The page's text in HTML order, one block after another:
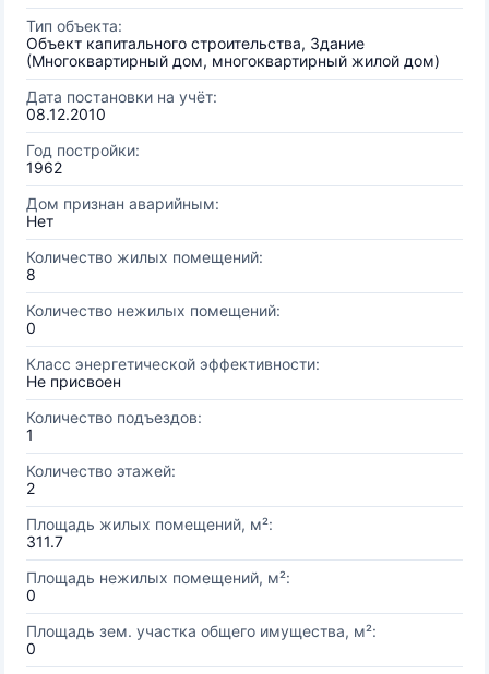
Тип объекта:
Объект капитального строительства, Здание
(Многоквартирный дом, многоквартирный жилой дом)
Дата постановки на учёт:
08.12.2010
Год постройки:
1962
Дом признан аварийным:
Нет
Количество жилых помещений:
8
Количество нежилых помещений:
0
Класс энергетической эффективности:
Не присвоен
Количество подъездов:
1
Количество этажей:
2
Площадь жилых помещений, м²:
311.7
Площадь нежилых помещений, м²:
0
Площадь зем. участка общего имущества, м²:
0